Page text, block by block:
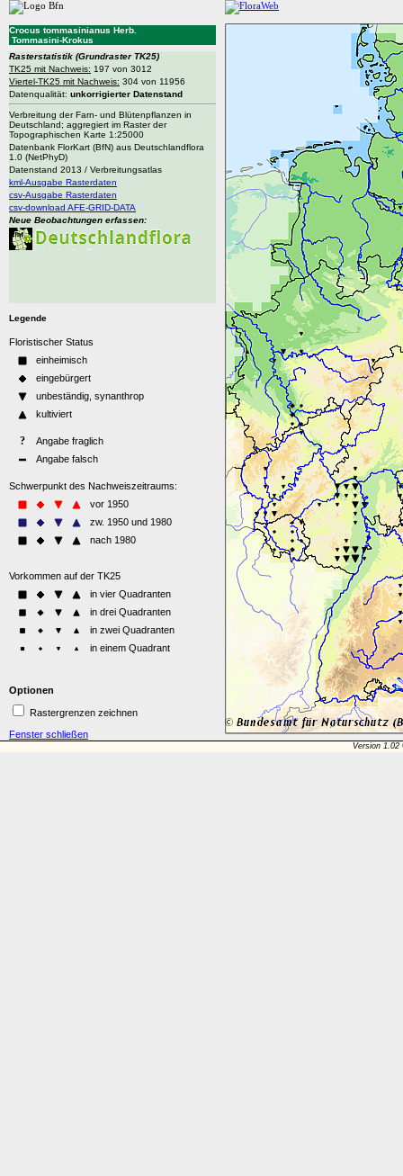
Crocus tommasinianus Herb.
Tommasini-Krokus
Rasterstatistik (Grundraster TK25)
TK25 mit Nachweis: 197 von 3012
Viertel-TK25 mit Nachweis: 304 von 11956
Datenqualität: unkorrigierter Datenstand
Verbreitung der Farn- und Blütenpflanzen in
Deutschland; aggregiert im Raster der
Topographischen Karte 1:25000
Datenbank FlorKart (BfN) aus Deutschlandflora
1.0 (NetPhyD)
Datenstand 2013 / Verbreitungsatlas
kml-Ausgabe Rasterdaten
csv-Ausgabe Rasterdaten
csv-download AFE-GRID-DATA
Neue Beobachtungen erfassen:
Legende
Optionen
Rastergrenzen zeichnen
Fenster schließen
Version